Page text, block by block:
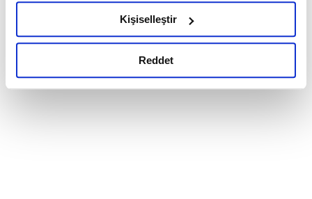
okumak ve sitemizi ziyaretiniz kapsamında
gerçekleştirilen veri işleme faaliyetleri ile ilgili daha
detaylı bilgi almak için lütfentıklayınız.
Kişiselleştir
Reddet